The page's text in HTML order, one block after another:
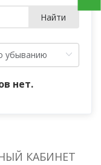
Найти
нет.
КАБИНЕТ